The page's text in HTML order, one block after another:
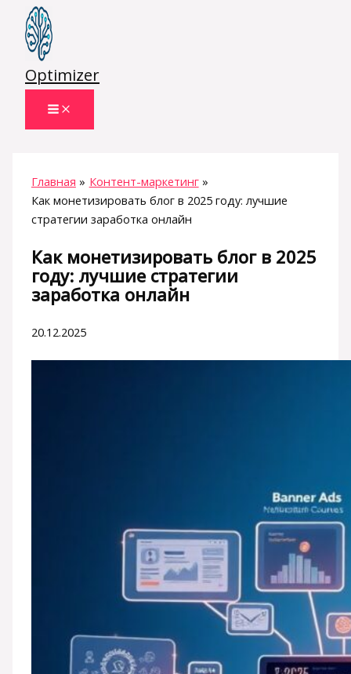
Перейти
содержимому
Optimizer
Главная
Контент-маркетинг
Как монетизировать блог в 2025 году: лучшие
стратегии заработка онлайн
Как монетизировать блог в 2025
году: лучшие стратегии
заработка онлайн
20.12.2025